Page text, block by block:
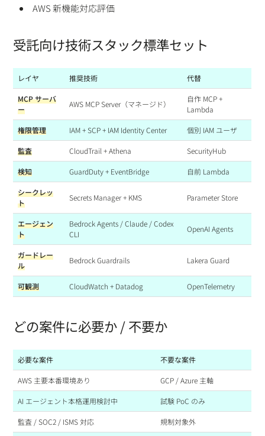
AWS 新機能対応評価
受託向け技術スタック標準セット
レイヤ 推奨技術 代替
MCP サーバ
ー
AWS MCP Server（マネージド）
自作 MCP +
Lambda
権限管理 IAM + SCP + IAM Identity Center 個別 IAM ユーザ
監査 CloudTrail + Athena SecurityHub
検知 GuardDuty + EventBridge 自前 Lambda
シークレッ
ト
Secrets Manager + KMS Parameter Store
エージェン
ト
Bedrock Agents / Claude / Codex
CLI
OpenAI Agents
ガードレー
ル
Bedrock Guardrails Lakera Guard
可観測 CloudWatch + Datadog OpenTelemetry
どの案件に必要か / 不要か
必要な案件 不要な案件
AWS 主要本番環境あり GCP / Azure 主軸
AI エージェント本格運用検討中 試験 PoC のみ
監査 / SOC2 / ISMS 対応 規制対象外